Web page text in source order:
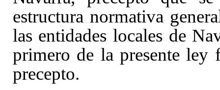
estructura normativa
las entidades locales de
primero de la presente
precepto.